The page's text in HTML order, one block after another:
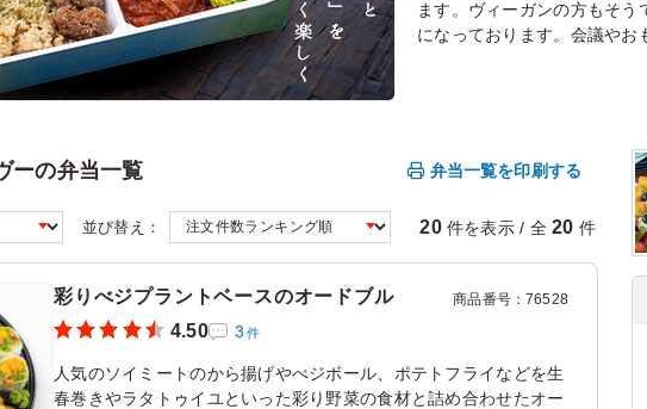
ます。ヴィーガンの方もそ
になっております。会議や
ーの弁当一覧 弁当一覧を印刷する
並び替え： 20 件を表示 / 全 20 件
彩りべジプラントベースのオードブル 商品番号：76528
4.50 3 件
人気のソイミートのから揚げやべジボール、ポテトフライなどを生
春巻きやラタトゥイユといった彩り野菜の食材と詰め合わせたオー